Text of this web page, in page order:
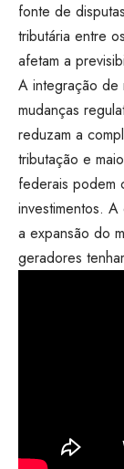
fonte de
tributária entre
afetam a
A integração de
mudanças
reduzam a
tributação e
federais podem
investimentos.
a expansão do
geradores